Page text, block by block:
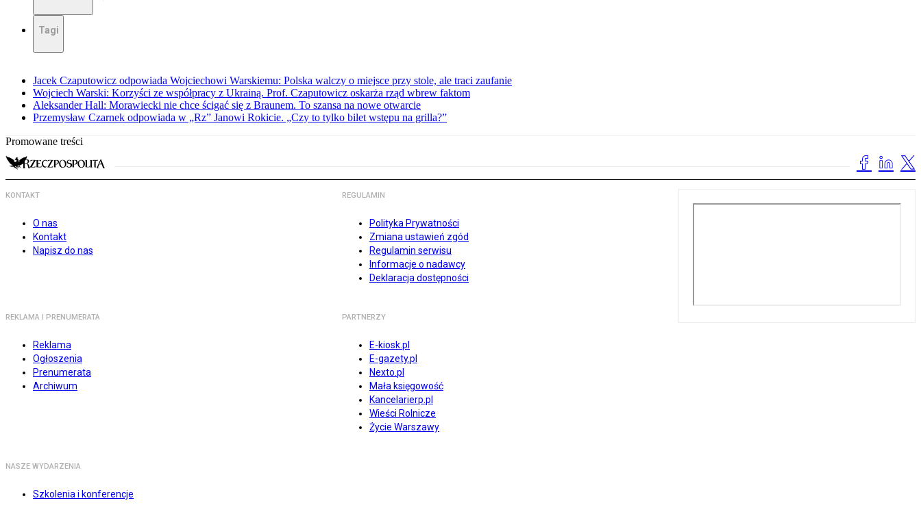
Tagi
Jacek Czaputowicz odpowiada Wojciechowi Warskiemu: Polska walczy o miejsce przy stole, ale traci zaufanie
Wojciech Warski: Korzyści ze współpracy z Ukrainą. Prof. Czaputowicz oskarża rząd wbrew faktom
Aleksander Hall: Morawiecki nie chce ścigać się z Braunem. To szansa na nowe otwarcie
Przemysław Czarnek odpowiada w „Rz” Janowi Rokicie. „Czy to tylko bilet wstępu na grilla?”
Promowane treści
KONTAKT
O nas
Kontakt
Napisz do nas
REGULAMIN
Polityka Prywatności
Zmiana ustawień zgód
Regulamin serwisu
Informacje o nadawcy
Deklaracja dostępności
REKLAMA I PRENUMERATA
Reklama
Ogłoszenia
Prenumerata
Archiwum
PARTNERZY
E-kiosk.pl
E-gazety.pl
Nexto.pl
Mała księgowość
Kancelarierp.pl
Wieści Rolnicze
Życie Warszawy
NASZE WYDARZENIA
Szkolenia i konferencje